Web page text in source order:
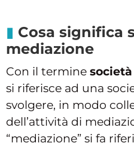
Cosa significa
mediazione
Con il termine
si riferisce ad una
svolgere, in modo
dell’attività di
“mediazione” si fa